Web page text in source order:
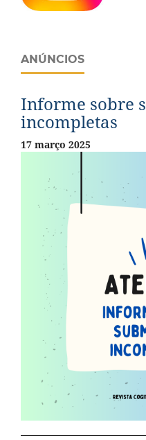
ANÚNCIOS
Informe sobre
incompletas
17 março 2025